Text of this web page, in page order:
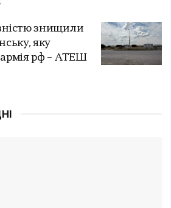
знищили
яку
рф – АТЕШ